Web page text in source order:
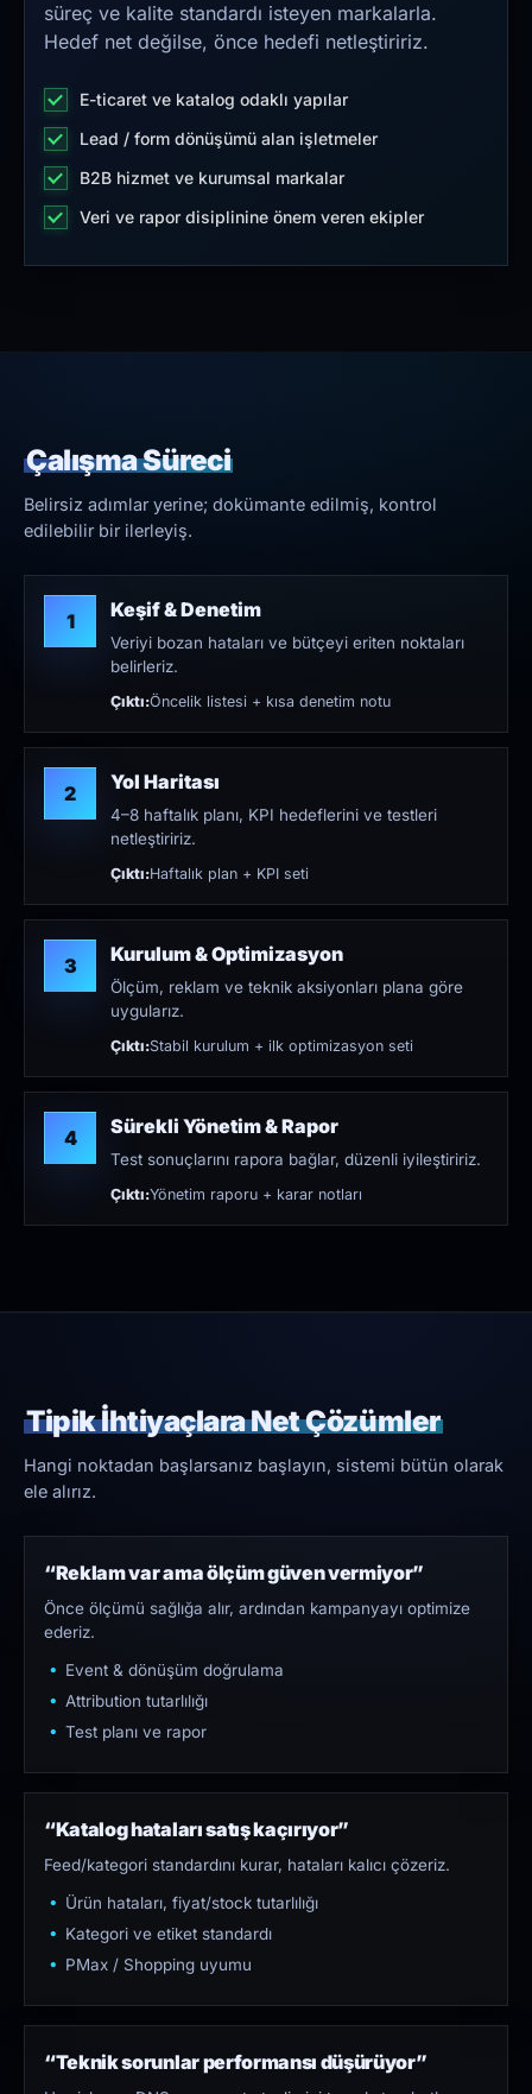
süreç ve kalite standardı isteyen markalarla.
Hedef net değilse, önce hedefi netleştiririz.
E-ticaret ve katalog odaklı yapılar
Lead / form dönüşümü alan işletmeler
B2B hizmet ve kurumsal markalar
Veri ve rapor disiplinine önem veren ekipler
Çalışma Süreci
Belirsiz adımlar yerine; dokümante edilmiş, kontrol
edilebilir bir ilerleyiş.
1 Keşif & Denetim
Veriyi bozan hataları ve bütçeyi eriten noktaları
belirleriz.
Çıktı:Öncelik listesi + kısa denetim notu
2 Yol Haritası
4–8 haftalık planı, KPI hedeflerini ve testleri
netleştiririz.
Çıktı:Haftalık plan + KPI seti
3 Kurulum & Optimizasyon
Ölçüm, reklam ve teknik aksiyonları plana göre
uygularız.
Çıktı:Stabil kurulum + ilk optimizasyon seti
4 Sürekli Yönetim & Rapor
Test sonuçlarını rapora bağlar, düzenli iyileştiririz.
Çıktı:Yönetim raporu + karar notları
Tipik İhtiyaçlara Net Çözümler
Hangi noktadan başlarsanız başlayın, sistemi bütün olarak
ele alırız.
“Reklam var ama ölçüm güven vermiyor”
Önce ölçümü sağlığa alır, ardından kampanyayı optimize
ederiz.
Event & dönüşüm doğrulama
Attribution tutarlılığı
Test planı ve rapor
“Katalog hataları satış kaçırıyor”
Feed/kategori standardını kurar, hataları kalıcı çözeriz.
Ürün hataları, fiyat/stock tutarlılığı
Kategori ve etiket standardı
PMax / Shopping uyumu
“Teknik sorunlar performansı düşürüyor”